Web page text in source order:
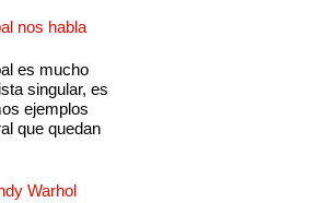
nos habla
es mucho
singular, es
ejemplos
que quedan
Warhol